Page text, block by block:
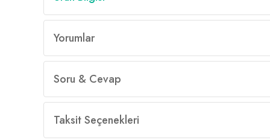
Yorumlar
Soru & Cevap
Taksit Seçenekleri